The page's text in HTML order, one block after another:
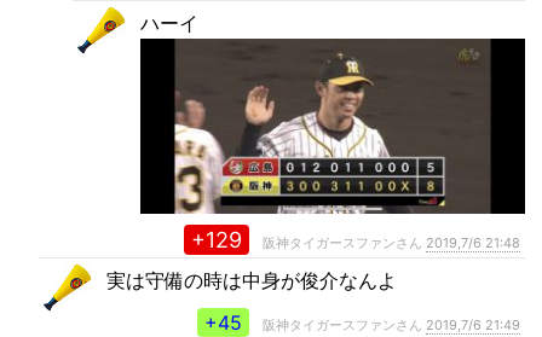
ハーイ
+129 阪神タイガースファンさん 2019,7/6 21:48
実は守備の時は中身が俊介なんよ
+45
阪神タイガースファンさん 2019,7/6 21:49